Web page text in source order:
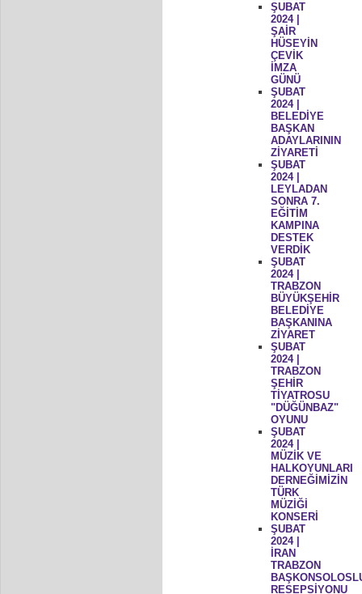
ŞUBAT
2024 |
ŞAİR
HÜSEYİN
ÇEVİK
İMZA
GÜNÜ
ŞUBAT
2024 |
BELEDİYE
BAŞKAN
ADAYLARININ
ZİYARETİ
ŞUBAT
2024 |
LEYLADAN
SONRA 7.
EĞİTİM
KAMPINA
DESTEK
VERDİK
ŞUBAT
2024 |
TRABZON
BÜYÜKŞEHİR
BELEDİYE
BAŞKANINA
ZİYARET
ŞUBAT
2024 |
TRABZON
ŞEHİR
TİYATROSU
"DÜĞÜNBAZ"
OYUNU
ŞUBAT
2024 |
MÜZİK VE
HALKOYUNLARI
DERNEĞİMİZİN
TÜRK
MÜZİĞİ
KONSERİ
ŞUBAT
2024 |
İRAN
TRABZON
RESEPSİYONU